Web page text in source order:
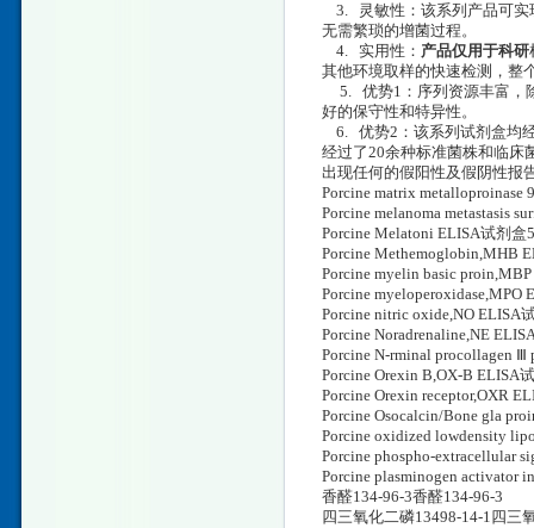
3. 灵敏性：该系列产品可实
无需繁琐的增菌过程。
4. 实用性： 产品仅用于科研
其他环境取样的快速检测，整
5. 优势1：序列资源丰富，
好的保守性和特异性。
6. 优势2：该系列试剂盒均
经过了20余种标准菌株和临床
出现任何的假阳性及假阴性报
Porcine matrix
Porcine melanoma metastasis
Porcine Melatoni ELISA试剂
Porcine Methemoglobin,MHB
Porcine myelin basic
Porcine myeloperoxidase,MPO
Porcine nitric oxide,NO ELISA
Porcine Noradrenaline,NE
Porcine N-rminal procollagen
Porcine Orexin B,OX-B ELISA
Porcine Orexin receptor,OXR
Porcine Osocalcin/Bone gla
Porcine oxidized lowdensity
Porcine phospho-extracellular
Porcine plasminogen activator
香醛134-96-3香醛134-96-3
四三氧化二磷13498-14-1四三